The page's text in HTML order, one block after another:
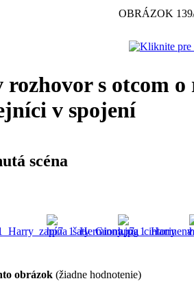
OBRÁZOK
rozhovor s otcom
v spojení
scéna
obrázok (žiadne hodnotenie)